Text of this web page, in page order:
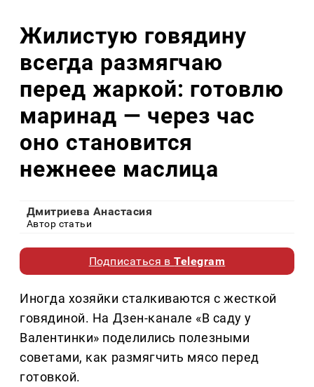
Жилистую говядину
всегда размягчаю
перед жаркой: готовлю
маринад — через час
оно становится
нежнеее маслица
Дмитриева Анастасия
Автор статьи
Подписаться вTelegram
Иногда хозяйки сталкиваются с жесткой
говядиной. На Дзен-канале «В саду у
Валентинки» поделились полезными
советами, как размягчить мясо перед
готовкой.